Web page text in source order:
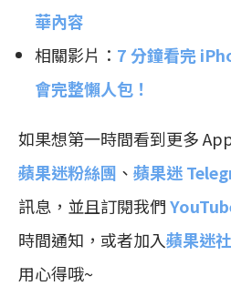
華內容
相關影片： 7 分鐘看完
會完整懶人包！
如果想第一時間看到更多
蘋果迷粉絲團 、 蘋果迷
訊息，並且訂閱我們
時間通知，或者加入蘋果迷
用心得哦~